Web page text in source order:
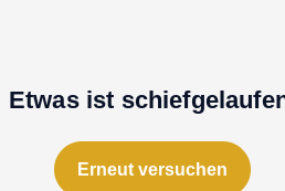
Etwas ist
Erneut versuchen